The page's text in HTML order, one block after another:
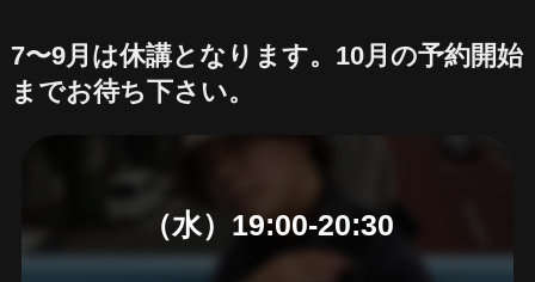
7〜9月は休講となります。10月の予約開始
までお待ち下さい。
（水）19:00-20:30